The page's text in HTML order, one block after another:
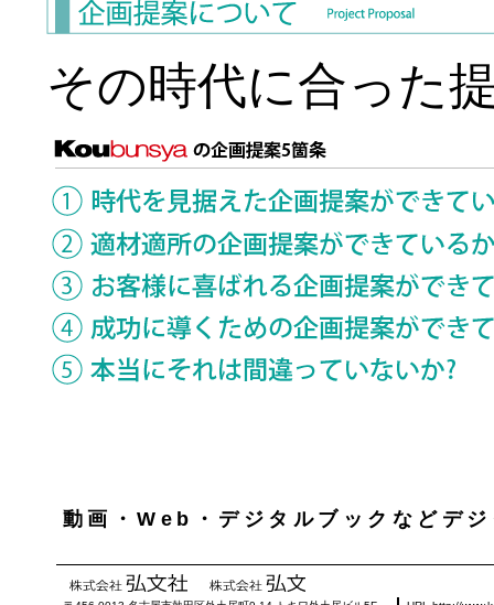
その時代に合った
動画・Web・デジタルブックなどデ